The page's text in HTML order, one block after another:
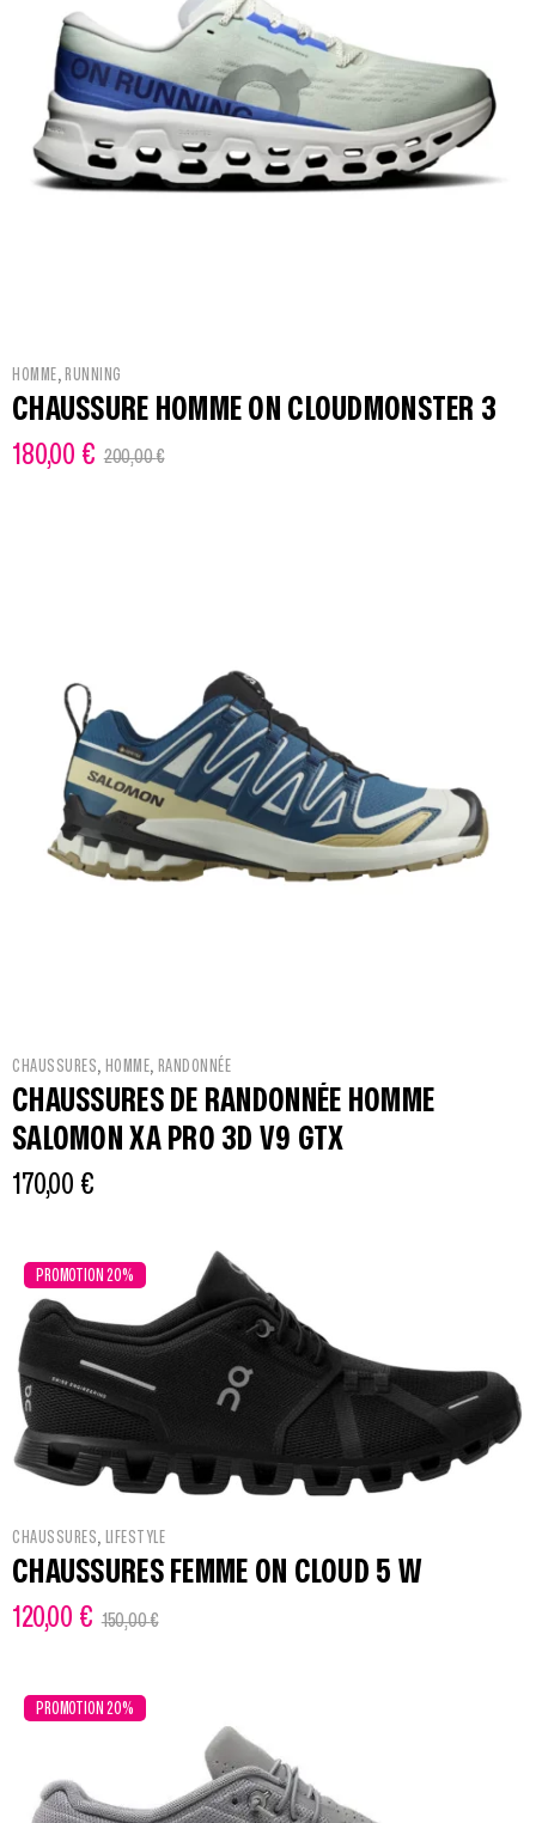
HOMME,RUNNING
CHAUSSURE HOMME ON CLOUDMONSTER 3
200,00€
180,00 €
CHAUSSURES, HOMME, RANDONNÉE
CHAUSSURES DE RANDONNÉE HOMME
SALOMON XA PRO 3D V9 GTX
170,00 €
PROMOTION 20%
CHAUSSURES, LIFESTYLE
CHAUSSURES FEMME ON CLOUD 5 W
150,00€
120,00 €
PROMOTION 20%